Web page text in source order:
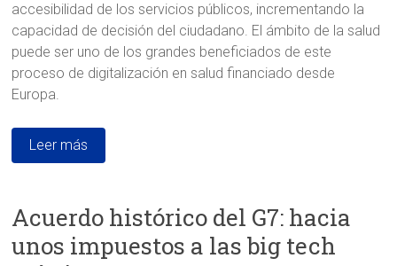
accesibilidad de los servicios públicos, incrementando la
capacidad de decisión del ciudadano. El ámbito de la salud
puede ser uno de los grandes beneficiados de este
proceso de digitalización en salud financiado desde
Europa.
Leer más
Acuerdo histórico del G7: hacia
unos impuestos a las big tech